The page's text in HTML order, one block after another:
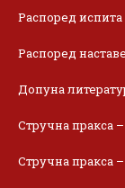
Распоред испита
Распоред наставе
Допуна
Стручна пракса
Стручна пракса